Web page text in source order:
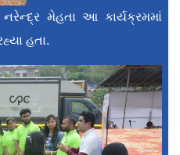
નરેન્દ્ર મેહતા આ કાર્યક્રમમાં
હતા.